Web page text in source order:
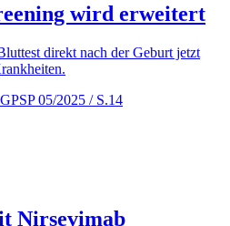
wird erweitert
direkt nach der Geburt jetzt
05/2025 / S.14
Nirsevimab